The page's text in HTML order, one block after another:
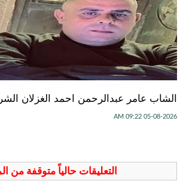
الشاب عامر عبدالرحمن احمد الغزلان
05-08-2026 09:22 AM
التعليقات حالياً متوقفة من